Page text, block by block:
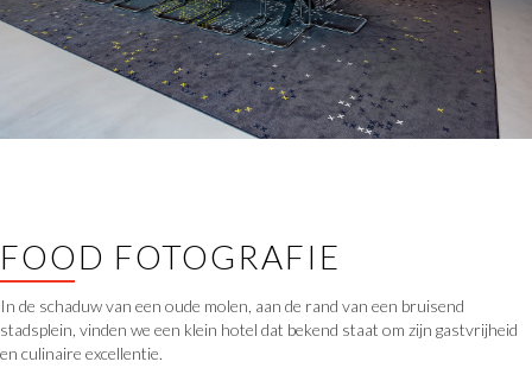
FOOD FOTOGRAFIE
In de schaduw van een oude molen, aan de rand van een bruisend
stadsplein, vinden we een klein hotel dat bekend staat om zijn gastvrijheid
en culinaire excellentie.